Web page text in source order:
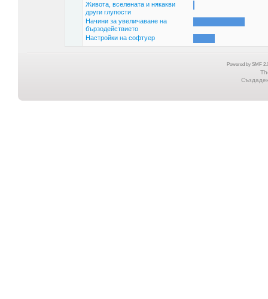
Живота, вселената и някакви
други глупости
Начини за увеличаване на
бързодействието
Настройки на софтуер
Powered by SMF